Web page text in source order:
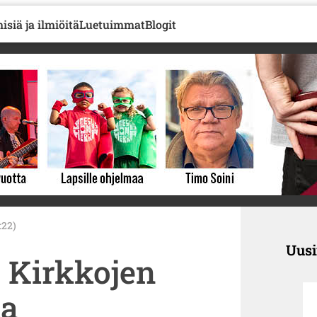
ja ilmiöitäLuetuimmatBlogit
Kirkkojen